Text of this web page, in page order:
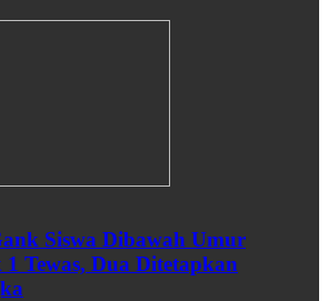
Siswa Dibawah Umur
Tewas, Dua Ditetapkan